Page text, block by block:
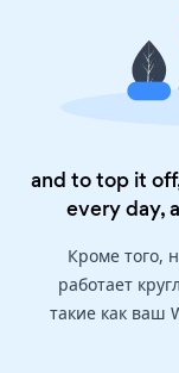
and to top it off,
every day,
Кроме того,
работает
такие как ваш